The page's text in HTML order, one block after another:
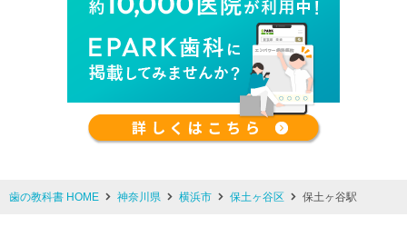
歯の教科書 HOME 神奈川県 横浜市 保土ヶ谷区 保土ヶ谷駅